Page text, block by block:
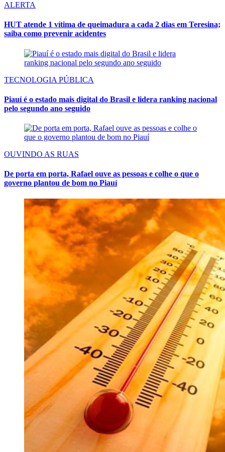
ALERTA
HUT atende 1 vítima de queimadura a cada 2 dias em Teresina;
saiba como prevenir acidentes
TECNOLOGIA PÚBLICA
Piauí é o estado mais digital do Brasil e lidera ranking nacional
pelo segundo ano seguido
OUVINDO AS RUAS
De porta em porta, Rafael ouve as pessoas e colhe o que o
governo plantou de bom no Piauí